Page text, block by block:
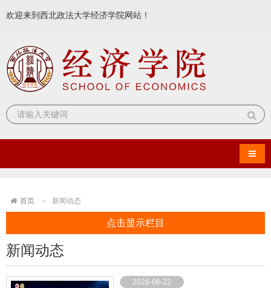
欢迎来到西北政法大学经济学院网站！
导航
首页 新闻动态
点击显示栏目
新闻动态
2026-06-22